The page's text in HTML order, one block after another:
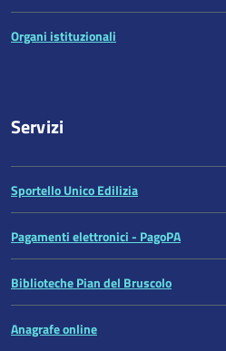
Organi istituzionali
Servizi
Sportello Unico Edilizia
Pagamenti elettronici - PagoPA
Biblioteche Pian del Bruscolo
Anagrafe online